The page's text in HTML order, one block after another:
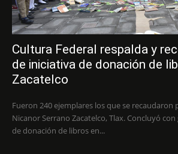
Cultura Federal respalda y
de iniciativa de donación de
Zacatelco
Fueron 240 ejemplares los que se recaudaron
Nicanor Serrano Zacatelco, Tlax. Concluyó con gran éxito la campaña
de donación de libros en...